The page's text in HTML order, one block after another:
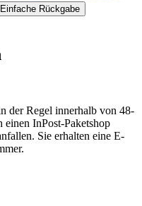
Einfache Rückgabe
der Regel innerhalb von 48-
InPost-Paketshop
Sie erhalten eine E-